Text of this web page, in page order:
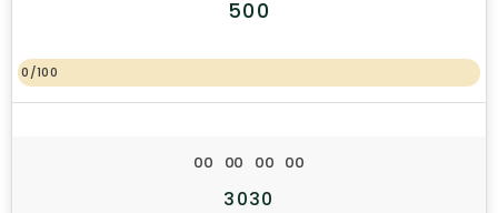
500
0/100
00 00 00 00
3030